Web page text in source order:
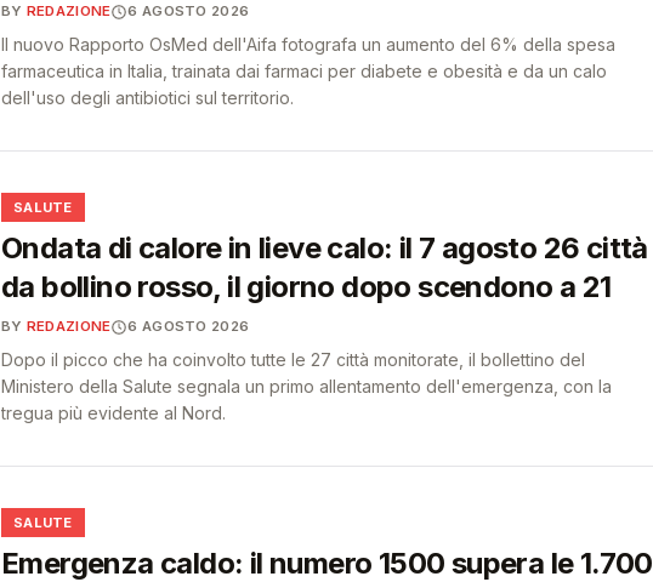
BY REDAZIONE 6 AGOSTO 2026
Il nuovo Rapporto OsMed dell'Aifa fotografa un aumento del 6% della spesa
farmaceutica in Italia, trainata dai farmaci per diabete e obesità e da un calo
dell'uso degli antibiotici sul territorio.
SALUTE
Ondata di calore in lieve calo: il 7 agosto 26 città
da bollino rosso, il giorno dopo scendono a 21
BY REDAZIONE 6 AGOSTO 2026
Dopo il picco che ha coinvolto tutte le 27 città monitorate, il bollettino del
Ministero della Salute segnala un primo allentamento dell'emergenza, con la
tregua più evidente al Nord.
SALUTE
Emergenza caldo: il numero 1500 supera le 1.700